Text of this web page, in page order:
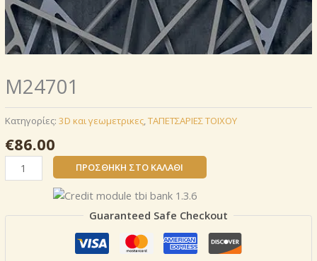
Μ24701
Κατηγορίες: 3D και γεωμετρικες,ΤΑΠΕΤΣΑΡΙΕΣ ΤΟΙΧΟΥ
€86.00
Μ24701
ποσότητα
ΠΡΟΣΘΉΚΗ ΣΤΟ ΚΑΛΆΘΙ
Guaranteed Safe Checkout